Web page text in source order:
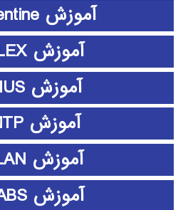
آموزش clementine
آموزش CPLEX
آموزش EDIUS
آموزش EMTP
آموزش ePLAN
آموزش ETABS